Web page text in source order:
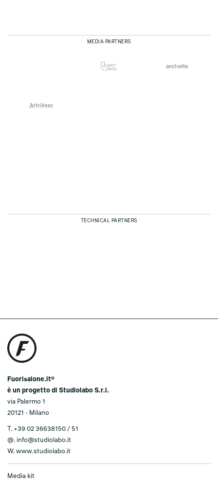
MEDIA PARTNERS
TECHNICAL PARTNERS
Fuorisalone.it®
è un progetto di Studiolabo S.r.l.
via Palermo 1
20121 - Milano
T. +39 02 36638150 / 51
@. info@studiolabo.it
W. www.studiolabo.it
Media kit